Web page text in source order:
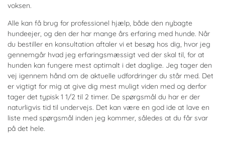
voksen.
Alle kan få brug for professionel hjælp, både den nybagte
hundeejer, og den der har mange års erfaring med hunde. Når
du bestiller en konsultation aftaler vi et besøg hos dig, hvor jeg
gennemgår hvad jeg erfaringsmæssigt ved der skal til, for at
hunden kan fungere mest optimalt i det daglige. Jeg tager den
vej igennem hånd om de aktuelle udfordringer du står med. Det
er vigtigt for mig at give dig mest muligt viden med og derfor
tager det typisk 1 1/2 til 2 timer. De spørgsmål du har er der
naturligvis tid til undervejs. Det kan være en god ide at lave en
liste med spørgsmål inden jeg kommer, således at du får svar
på det hele.